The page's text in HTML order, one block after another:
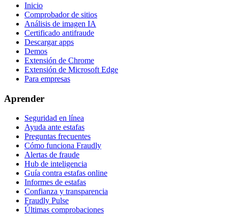
Inicio
Comprobador de sitios
Análisis de imagen IA
Certificado antifraude
Descargar apps
Demos
Extensión de Chrome
Extensión de Microsoft Edge
Para empresas
Aprender
Seguridad en línea
Ayuda ante estafas
Preguntas frecuentes
Cómo funciona Fraudly
Alertas de fraude
Hub de inteligencia
Guía contra estafas online
Informes de estafas
Confianza y transparencia
Fraudly Pulse
Últimas comprobaciones